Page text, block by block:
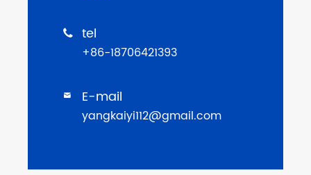
 tel
+86-18706421393
 E-mail
yangkaiyi112@gmail.com